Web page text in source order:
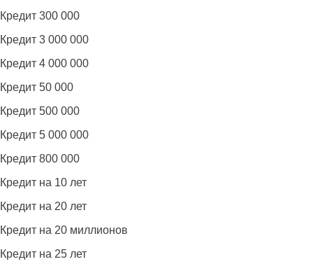
Кредит 300 000
Кредит 3 000 000
Кредит 4 000 000
Кредит 50 000
Кредит 500 000
Кредит 5 000 000
Кредит 800 000
Кредит на 10 лет
Кредит на 20 лет
Кредит на 20 миллионов
Кредит на 25 лет